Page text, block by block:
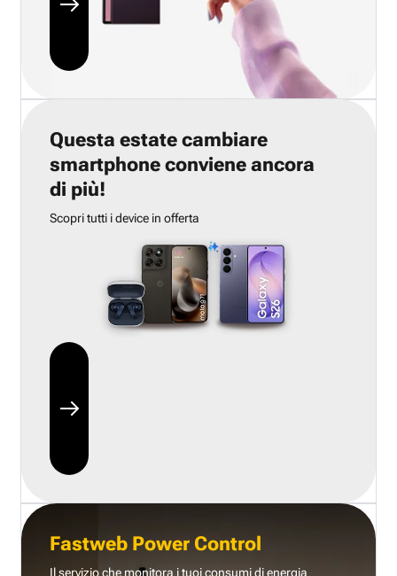
Questa estate cambiare
smartphone conviene ancora
di più!
Scopri tutti i device in offerta
Fastweb Power Control
Il servizio che monitora i tuoi consumi di energia